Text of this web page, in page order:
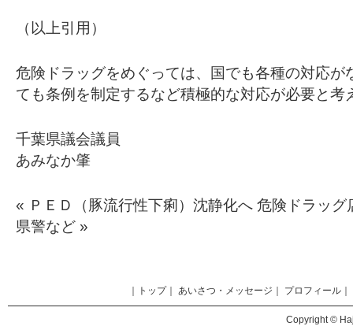
（以上引用）
危険ドラッグをめぐっては、国でも各種の対応が
ても条例を制定するなど積極的な対応が必要と考
千葉県議会議員
あみなか肇
« ＰＥＤ（豚流行性下痢）沈静化へ 危険ドラッ
県警など »
トップ｜ あいさつ・メッセージ プロフィール
Copyright ©